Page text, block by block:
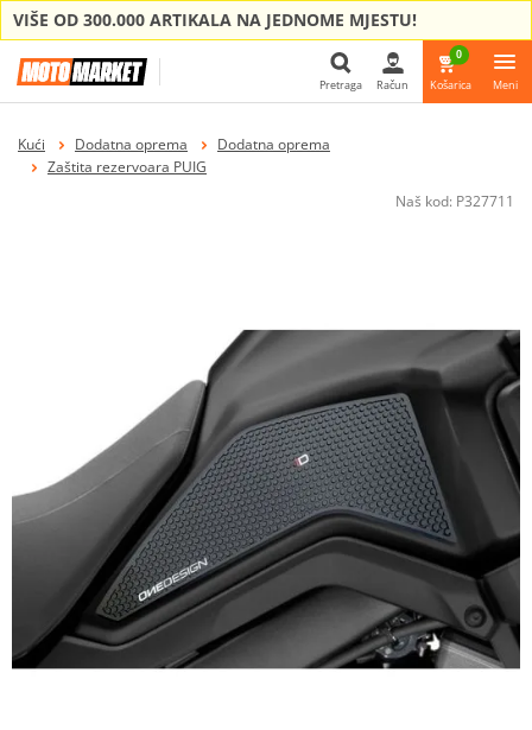
VIŠE OD 300.000 ARTIKALA NA JEDNOME MJESTU!
Pretraga Račun
0
Košarica Meni
Kući Dodatna oprema
Dodatna oprema
Zaštita rezervoara PUIG
Naš kod: P327711